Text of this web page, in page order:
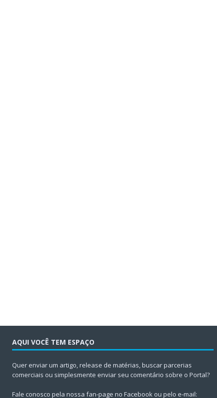
AQUI VOCÊ TEM ESPAÇO
Quer enviar um artigo, release de matérias, buscar parcerias
comerciais ou simplesmente enviar seu comentário sobre o Portal?
Fale conosco pela nossa fan-page no Facebook ou pelo e-mail: